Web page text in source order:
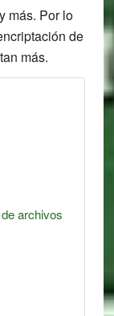
más. Por lo
de
más.
archivos